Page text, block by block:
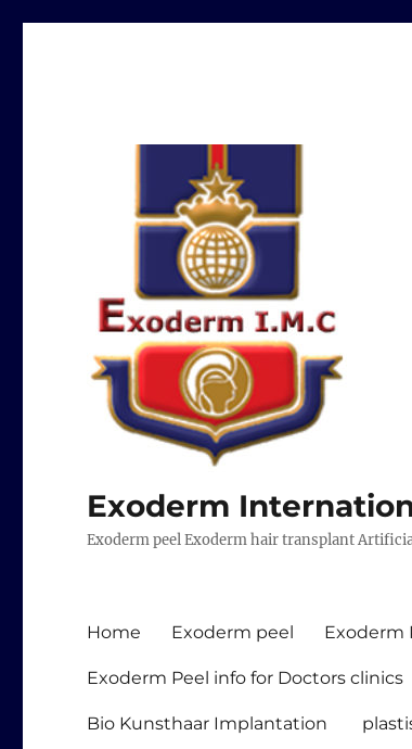
Exoderm
Exoderm peel Exoderm hair transplant
Home Exoderm peel Exoderm
Exoderm Peel info for Doctors clinics
Bio Kunsthaar Implantation